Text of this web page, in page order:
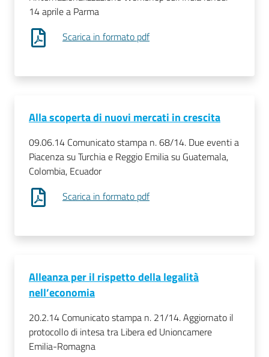
14 aprile a Parma
Scarica in formato pdf
Alla scoperta di nuovi mercati in crescita
09.06.14 Comunicato stampa n. 68/14. Due eventi a
Piacenza su Turchia e Reggio Emilia su Guatemala,
Colombia, Ecuador
Scarica in formato pdf
Alleanza per il rispetto della legalità
nell’economia
20.2.14 Comunicato stampa n. 21/14. Aggiornato il
protocollo di intesa tra Libera ed Unioncamere
Emilia-Romagna